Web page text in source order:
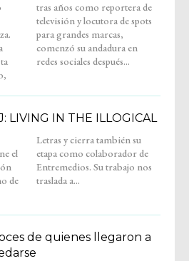
redes sociales después...
LIVING IN THE ILLOGICAL
el
de
de
traslada a...
de quienes llegaron a